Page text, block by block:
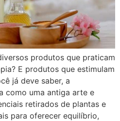
produtos que praticam
E produtos que estimulam
já deve saber, a
como uma antiga arte e
retirados de plantas e
para oferecer equilíbrio,